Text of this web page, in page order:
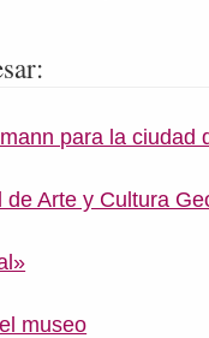
para la ciudad
de Arte y Cultura
museo